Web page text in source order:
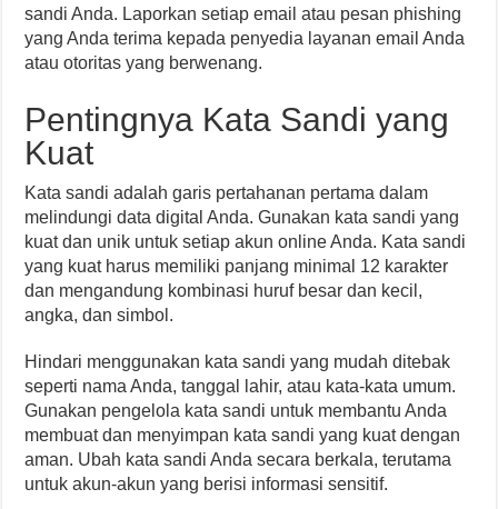
sandi Anda. Laporkan setiap email atau pesan phishing
yang Anda terima kepada penyedia layanan email Anda
atau otoritas yang berwenang.
Pentingnya Kata Sandi yang
Kuat
Kata sandi adalah garis pertahanan pertama dalam
melindungi data digital Anda. Gunakan kata sandi yang
kuat dan unik untuk setiap akun online Anda. Kata sandi
yang kuat harus memiliki panjang minimal 12 karakter
dan mengandung kombinasi huruf besar dan kecil,
angka, dan simbol.
Hindari menggunakan kata sandi yang mudah ditebak
seperti nama Anda, tanggal lahir, atau kata-kata umum.
Gunakan pengelola kata sandi untuk membantu Anda
membuat dan menyimpan kata sandi yang kuat dengan
aman. Ubah kata sandi Anda secara berkala, terutama
untuk akun-akun yang berisi informasi sensitif.